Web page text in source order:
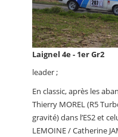
Laignel 4e - 1er Gr2
leader ;
En classic, après les
Thierry MOREL (R5
gravité) dans l’ES2 et
LEMOINE / Catherine